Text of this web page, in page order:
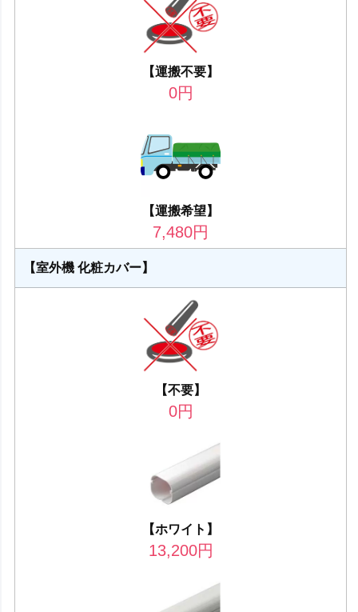
【運搬不要】
0円
【運搬希望】
7,480円
【室外機 化粧カバー】
【不要】
0円
【ホワイト】
13,200円